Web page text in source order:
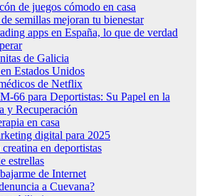
de juegos cómodo en casa
semillas mejoran tu bienestar
apps en España, lo que de verdad
de Galicia
Estados Unidos
de Netflix
66 para Deportistas: Su Papel en la
y Recuperación
en casa
digital para 2025
en deportistas
estrellas
de Internet
a Cuevana?